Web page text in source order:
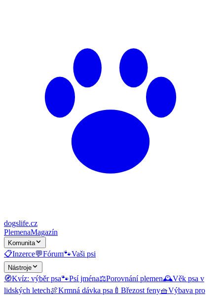
dogslife.cz
PlemenaMagazín
Komunita
📋Inzerce💬Fórum🐾Vaši psi
Nástroje
🧭Kvíz: výběr psa🐾Psí jména⚖️Porovnání plemen🕰️Věk psa v
lidských letech🍖Krmná dávka psa 🍼 Březost feny🧺Výbava pro